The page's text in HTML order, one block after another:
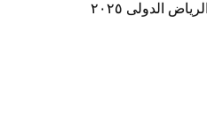
الدولى ٢٠٢٥